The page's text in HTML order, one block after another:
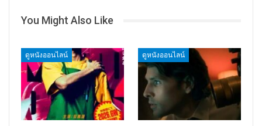
You Might Also Like
ดูหนังออนไลน์ ดูหนังออนไลน์